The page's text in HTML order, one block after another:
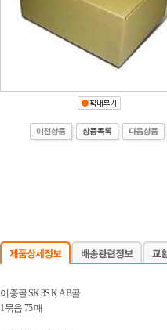
이중골 SK 3S K AB골
1묶음 75 매